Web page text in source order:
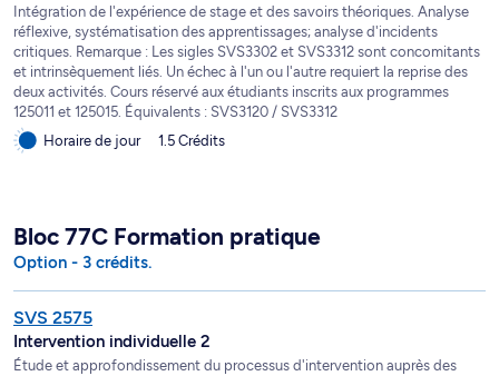
Intégration de l'expérience de stage et des savoirs théoriques. Analyse
réflexive, systématisation des apprentissages; analyse d'incidents
critiques. Remarque : Les sigles SVS3302 et SVS3312 sont concomitants
et intrinsèquement liés. Un échec à l'un ou l'autre requiert la reprise des
deux activités. Cours réservé aux étudiants inscrits aux programmes
125011 et 125015. Équivalents : SVS3120 / SVS3312
Horaire de jour
1.5 Crédits
Bloc 77C Formation pratique
Option - 3 crédits.
SVS 2575
Intervention individuelle 2
Étude et approfondissement du processus d'intervention auprès des